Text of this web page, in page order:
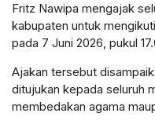
Fritz Nawipa mengajak
kabupaten untuk
pada 7 Juni 2026, pukul
Ajakan tersebut
ditujukan kepada seluruh
membedakan agama